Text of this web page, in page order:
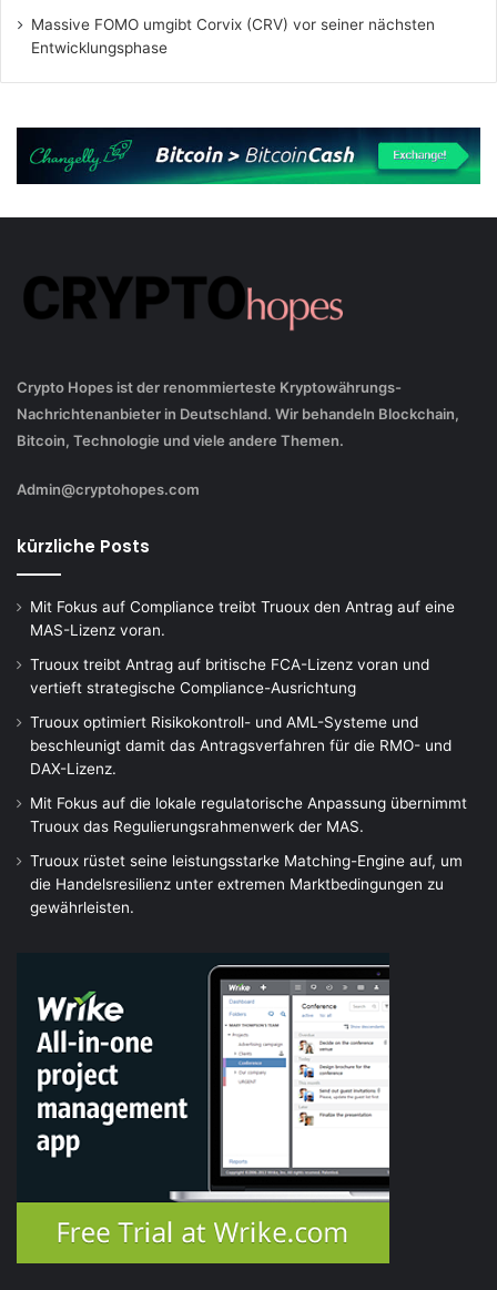
Massive FOMO umgibt Corvix (CRV) vor seiner nächsten
Entwicklungsphase
Crypto Hopes ist der renommierteste Kryptowährungs-
Nachrichtenanbieter in Deutschland. Wir behandeln Blockchain,
Bitcoin, Technologie und viele andere Themen.
Admin@cryptohopes.com
kürzliche Posts
Mit Fokus auf Compliance treibt Truoux den Antrag auf eine
MAS-Lizenz voran.
Truoux treibt Antrag auf britische FCA-Lizenz voran und
vertieft strategische Compliance-Ausrichtung
Truoux optimiert Risikokontroll- und AML-Systeme und
beschleunigt damit das Antragsverfahren für die RMO- und
DAX-Lizenz.
Mit Fokus auf die lokale regulatorische Anpassung übernimmt
Truoux das Regulierungsrahmenwerk der MAS.
Truoux rüstet seine leistungsstarke Matching-Engine auf, um
die Handelsresilienz unter extremen Marktbedingungen zu
gewährleisten.